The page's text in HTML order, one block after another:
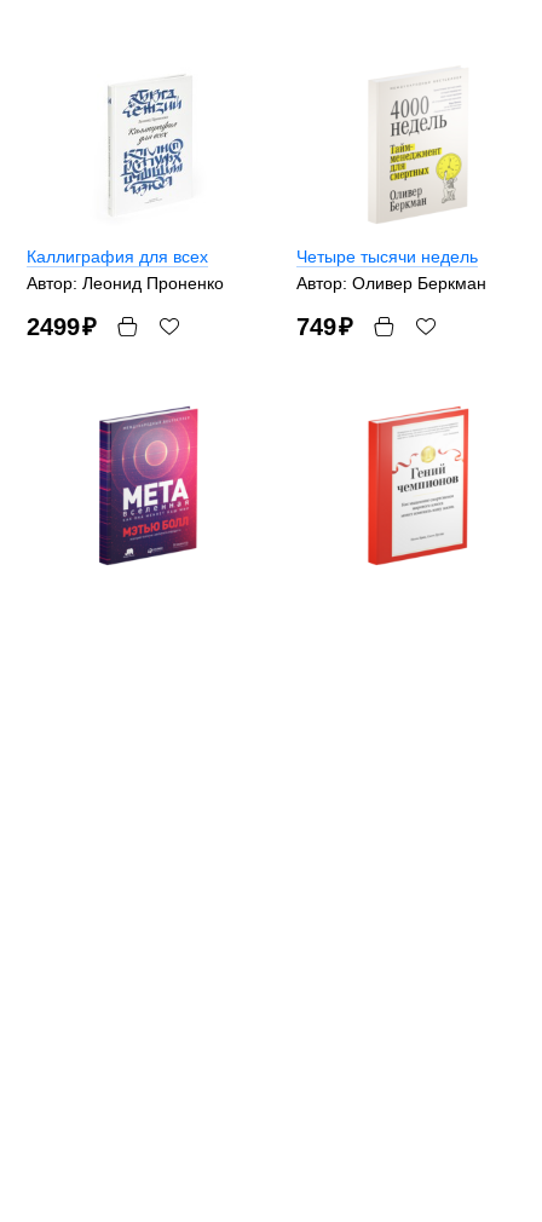
Каллиграфия для всех
Автор: Леонид Проненко
2499₽
Четыре тысячи недель
Автор: Оливер Беркман
749₽